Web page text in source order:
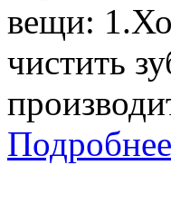
вещи:
чистить